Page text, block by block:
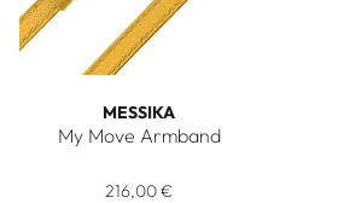
MESSIKA
My Move Armband
216,00 €